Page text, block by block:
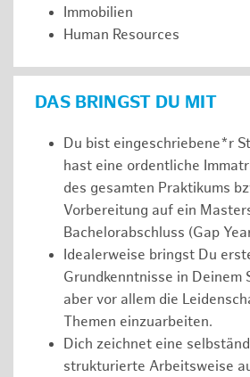
Immobilien
Human Resources
DAS BRINGST DU MIT
Du bist eingeschriebene*r
hast eine ordentliche
des gesamten Praktikums
Vorbereitung auf ein
Bachelorabschluss (Gap
Idealerweise bringst Du
Grundkenntnisse in Deinem
aber vor allem die
Themen einzuarbeiten.
Dich zeichnet eine
strukturierte Arbeitsweise